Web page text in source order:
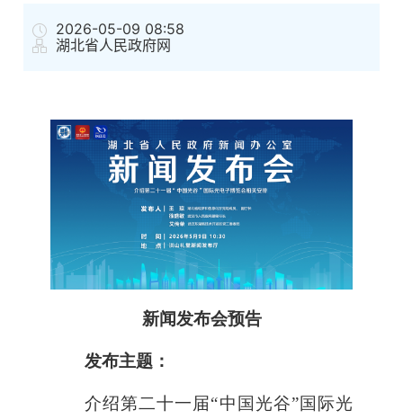
2026-05-09 08:58
湖北省人民政府网
新闻发布会预告
发布主题：
介绍第二十一届“中国光谷”国际光